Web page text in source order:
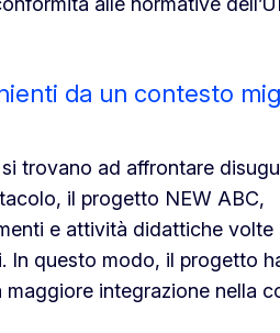
da un contesto
trovano ad affrontare
il progetto NEW ABC,
e attività didattiche volte
In questo modo, il progetto
integrazione nella